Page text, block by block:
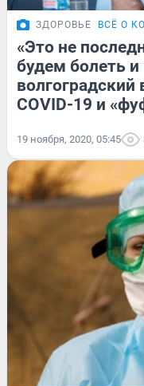
ЗДОРОВЬЕ ВСЁ О
«Это не
будем болеть
волгоградский
COVID-19 и
19 ноября, 2020, 05:45